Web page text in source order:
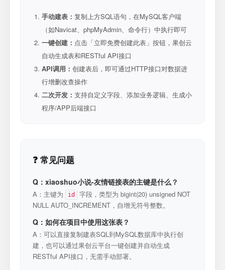
手动建表： 复制上方SQL语句，在MySQL客户端
（如Navicat、phpMyAdmin、命令行）中执行即可
一键创建： 点击「立即免费创建此表」按钮，果创云
自动生成表和RESTful API接口
API调用： 创建表后，即可通过HTTP接口对数据进
行增删改查操作
二次开发： 支持自定义字段、添加业务逻辑、生成小
程序/APP后端接口
❓ 常见问题
Q：xiaoshuo小说-友情链接表的主键是什么？
A：主键为 id
字段，类型为 bigint(20) unsigned NOT
NULL AUTO_INCREMENT，自增无符号整数。
Q：如何在项目中使用这张表？
A：可以直接复制建表SQL到MySQL数据库中执行创
建，也可以通过果创云平台一键创建并自动生成
RESTful API接口，无需手动部署。